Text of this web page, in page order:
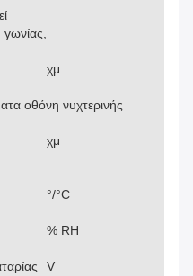
γωνίας,
χμ
οθόνη νυχτερινής
χμ
°/°C
% RH
V